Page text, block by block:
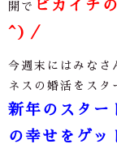
開で ピカイチ
^)／
今週末にはみなさ
ネスの婚活をスタ
新年のスター
の幸せをゲッ